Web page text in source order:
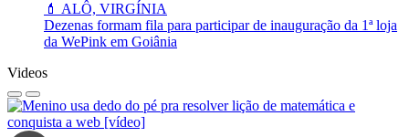
💄 ALÔ, VIRGÍNIA
Dezenas formam fila para participar de inauguração da 1ª loja
da WePink em Goiânia
Videos